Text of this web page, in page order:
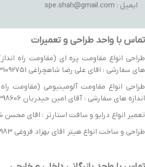
ایمیل : spe.shah@gmail.com
تماس با واحد طراحی و تعمیرات
طراحی انواع مقاومت پره ای (مقاومت راه
های سفارشی : اقای علی رضا شاهچراغی 09131092751
طراحی انواع مقاومت آلومینیومی (مقاومت
اندازه های سفارشی : آقای امین حیدریان 9130398606
تعمیر انواع درایو و سافت استارتر : اقای محسن شهبازی
طراحی و ساخت انواع هیتر اقای بهزاد فروغی 09139144983